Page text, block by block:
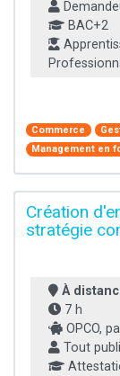
BAC+2
Commerce
Management en
Création
stratégie
À
7 h
OPCO,
Tout